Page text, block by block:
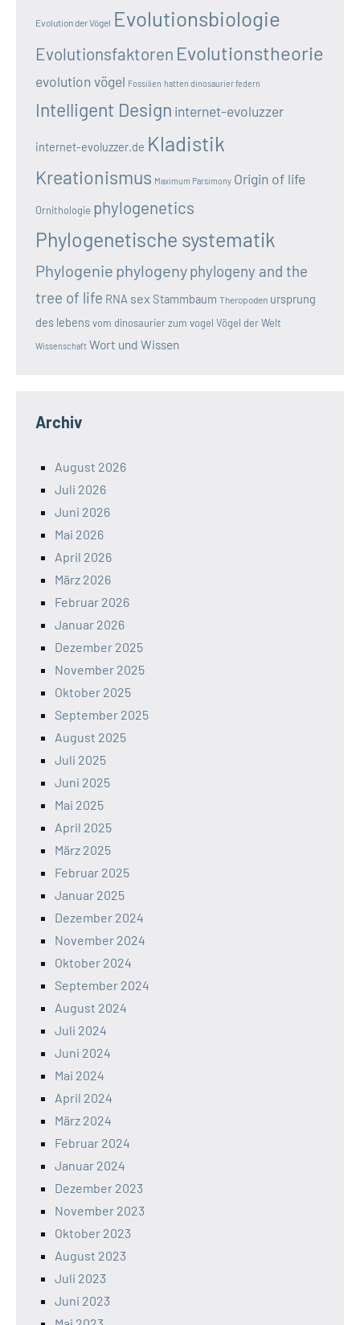
Evolution der Vögel Evolutionsbiologie
Evolutionsfaktoren Evolutionstheorie
evolution vögel Fossilien hatten dinosaurier federn
Intelligent Design internet-evoluzzer
internet-evoluzzer.de Kladistik
Kreationismus Maximum Parsimony Origin of life
Ornithologie phylogenetics
Phylogenetische systematik
Phylogenie phylogenyphylogeny and the
tree of life RNA sex Stammbaum Theropoden ursprung
des lebensvom dinosaurier zum vogel Vögel der Welt
Wissenschaft Wort und Wissen
Archiv
August 2026
Juli 2026
Juni 2026
Mai 2026
April 2026
März 2026
Februar 2026
Januar 2026
Dezember 2025
November 2025
Oktober 2025
September 2025
August 2025
Juli 2025
Juni 2025
Mai 2025
April 2025
März 2025
Februar 2025
Januar 2025
Dezember 2024
November 2024
Oktober 2024
September 2024
August 2024
Juli 2024
Juni 2024
Mai 2024
April 2024
März 2024
Februar 2024
Januar 2024
Dezember 2023
November 2023
Oktober 2023
August 2023
Juli 2023
Juni 2023